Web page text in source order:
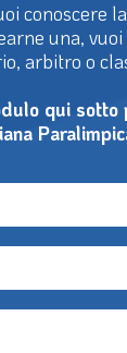
conoscere
una,
arbitro o
qui sotto